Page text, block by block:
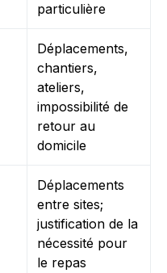
particulière
Déplacements,
chantiers,
ateliers,
impossibilité de
retour au
domicile
Déplacements
entre sites;
justification de la
nécessité pour
le repas